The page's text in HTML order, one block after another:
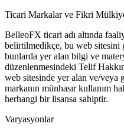
Ticari Markalar ve Fikri
BelleoFX ticari adı altında
belirtilmedikçe, bu web sitesini
bunlarda yer alan bilgi ve
düzenlenmesindeki Telif
web sitesinde yer alan ve/veya
markanın münhasır kullanım
herhangi bir lisansa sahiptir.
Varyasyonlar